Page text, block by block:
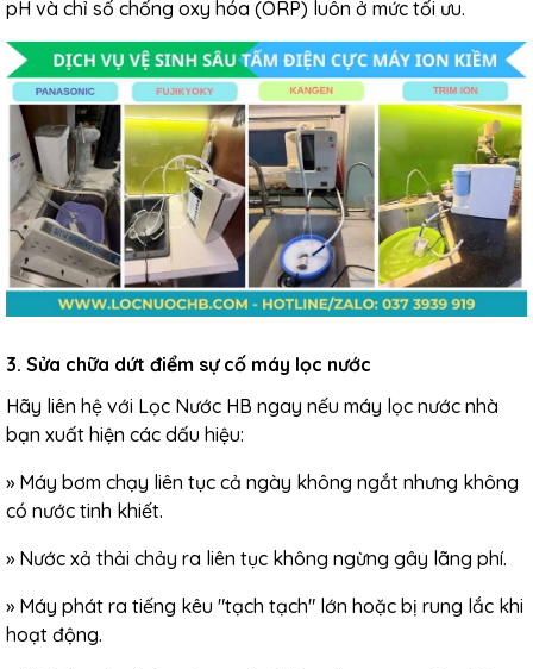
pH và chỉ số chống oxy hóa (ORP) luôn ở mức tối ưu.
3. Sửa chữa dứt điểm sự cố máy lọc nước
Hãy liên hệ với Lọc Nước HB ngay nếu máy lọc nước nhà
bạn xuất hiện các dấu hiệu:
» Máy bơm chạy liên tục cả ngày không ngắt nhưng không
có nước tinh khiết.
» Nước xả thải chảy ra liên tục không ngừng gây lãng phí.
» Máy phát ra tiếng kêu "tạch tạch" lớn hoặc bị rung lắc khi
hoạt động.